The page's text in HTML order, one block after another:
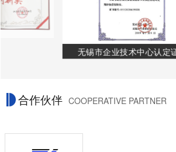
无锡市企业技术中心认定
合作伙伴 COOPERATIVE PARTNER